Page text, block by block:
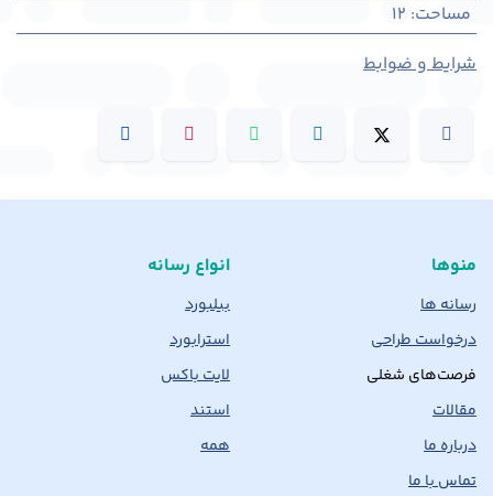
مساحت:
12
شرایط و ضوابط
منوها
رسانه ها
درخواست طراحی
فرصت‌های شغلی
مقالات
درباره ما
تماس با ما
انواع رسانه
بیلبورد
استرابورد
لایت باکس
استند
همه